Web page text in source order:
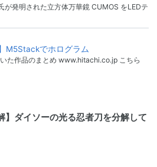
が発明された立方体万華鏡 CUMOS をLEDテ
M5Stackでホログラム
た作品のまとめ www.hitachi.co.jp こちら
】ダイソーの光る忍者刀を分解して